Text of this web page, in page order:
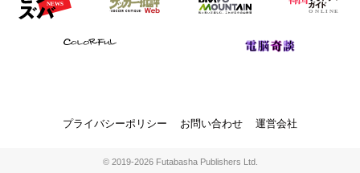
プライバシーポリシー お問い合わせ 運営会社
© 2019-2026 Futabasha Publishers Ltd.